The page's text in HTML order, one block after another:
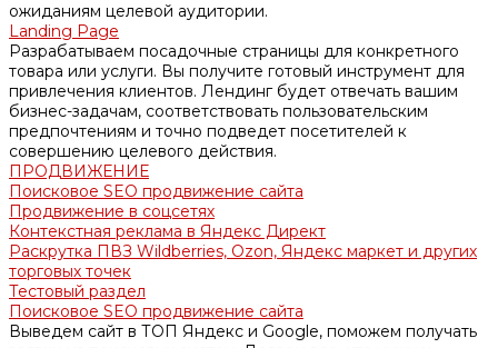
ожиданиям целевой аудитории.
Landing Page
Разрабатываем посадочные страницы для конкретного
товара или услуги. Вы получите готовый инструмент для
привлечения клиентов. Лендинг будет отвечать вашим
бизнес-задачам, соответствовать пользовательским
предпочтениям и точно подведет посетителей к
совершению целевого действия.
ПРОДВИЖЕНИЕ
Поисковое SEO продвижение сайта
Продвижение в соцсетях
Контекстная реклама в Яндекс Директ
Раскрутка ПВЗ Wildberries, Ozon, Яндекс маркет и других
торговых точек
Тестовый раздел
Поисковое SEO продвижение сайта
Выведем сайт в ТОП Яндекс и Google, поможем получать